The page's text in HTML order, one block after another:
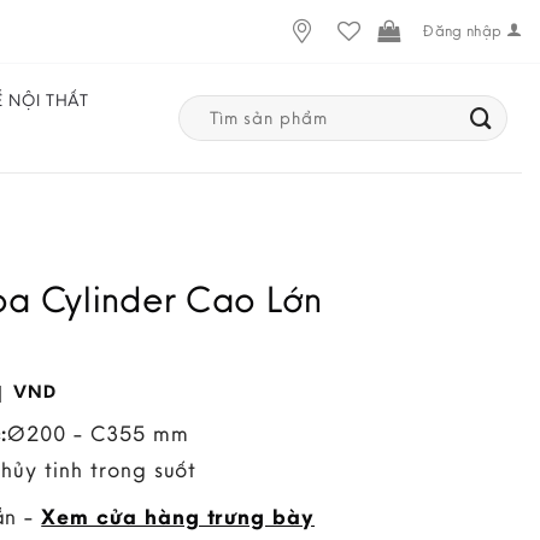
Đăng nhập
NỘI THẤT
Search
for:
Cylinder Cao Lớn
VND
Ø200 - C355 mm
tinh trong suốt
-Xem cửa hàng trưng bày